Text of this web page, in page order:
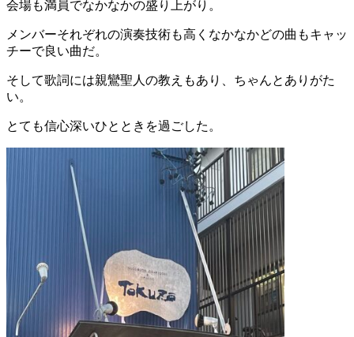
会場も満員でなかなかの盛り上がり。
メンバーそれぞれの演奏技術も高くなかなかどの曲もキャッ
チーで良い曲だ。
そして歌詞には親鸞聖人の教えもあり、ちゃんとありがた
い。
とても信心深いひとときを過ごした。